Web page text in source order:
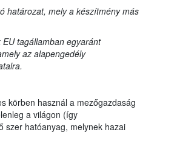
határozat, mely a készítmény más
tagállamban egyaránt
az alapengedély
körben használ a mezőgazdaság
a világon (így
szer hatóanyag, melynek hazai